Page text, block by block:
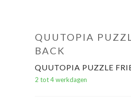
QUUTOPIA
BACK
QUUTOPIA PUZZLE
2 tot 4 werkdagen